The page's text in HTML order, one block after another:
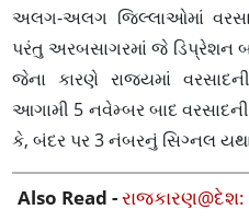
અલગ-અલગ જિલ્લાઓમાં
પરંતુ અરબસાગરમાં જે
જેના કારણે રાજ્યમાં
આગામી 5 નવેમ્બર બાદ
કે, બંદર પર 3 નંબરનું સિગ્નલ
Also Read -